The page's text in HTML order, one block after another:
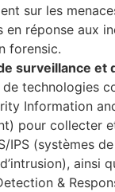
sur les
en réponse aux
forensic.
surveillance et
technologies
Information
pour collecter
IPS (systèmes
ainsi
&